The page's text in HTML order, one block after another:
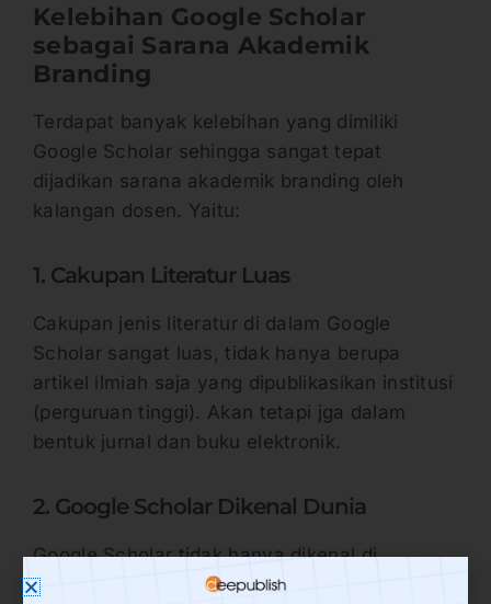
Kelebihan Google Scholar
sebagai Sarana Akademik
Branding
Terdapat banyak kelebihan yang dimiliki
Google Scholar sehingga sangat tepat
dijadikan sarana akademik branding oleh
kalangan dosen. Yaitu:
1. Cakupan Literatur Luas
Cakupan jenis literatur di dalam Google
Scholar sangat luas, tidak hanya berupa
artikel ilmiah saja yang dipublikasikan institusi
(perguruan tinggi). Akan tetapi jga dalam
bentuk jurnal dan buku elektronik.
2. Google Scholar Dikenal Dunia
Google Scholar tidak hanya dikenal di
Indonesia saja melainkan dikenal di seluruh